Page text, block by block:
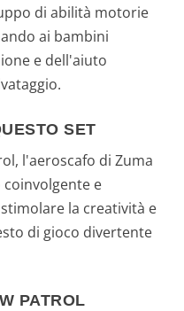
di abilità motorie
ai bambini
e dell'aiuto
SET
l'aeroscafo di Zuma
e
la creatività e
di gioco divertente
PATROL